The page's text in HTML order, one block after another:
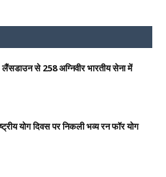
लैंसडाउन से 258 अग्निवीर भारतीय सेना में
योग दिवस पर निकली भव्य रन फॉर योग